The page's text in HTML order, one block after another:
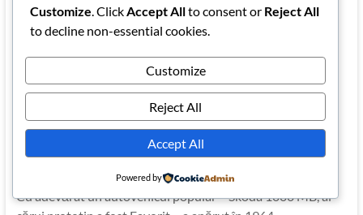
Modelul Octavia a fost popular printre automobilişti
oriunde a fost vândut; au fost exportate cantităţi
considerabile din acest autovehicul. Dispuneau de
proprietăţi bune de conducere, mai ales pe drumurile
dificile. Erau autovehicule rezistente şi sigure, se aflau în
vârful categoriei din care făceau parte şi întruneau
standarde foarte ridicate.
Cu adevărat un autovehicul popular – Škoda 1000 MB, al
Customize . Click Accept Allto consent or Reject All
to decline non-essential cookies.
Customize
Reject All
Accept All
Powered by